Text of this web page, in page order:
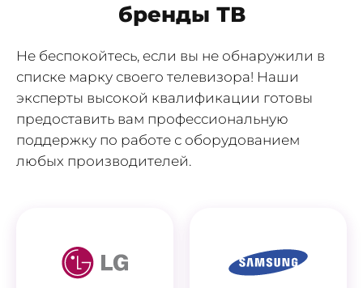
бренды ТВ
Не беспокойтесь, если вы не обнаружили в
списке марку своего телевизора! Наши
эксперты высокой квалификации готовы
предоставить вам профессиональную
поддержку по работе с оборудованием
любых производителей.